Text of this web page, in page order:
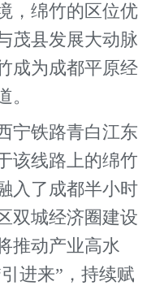
绵竹的区位优
茂县发展大动脉
成为成都平原经
。
铁路青白江东
该线路上的绵竹
入了成都半小时
双城经济圈建设
推动产业高水
进来”，持续赋